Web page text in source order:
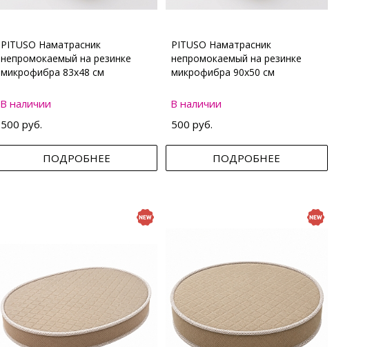
PITUSO Наматрасник
непромокаемый на резинке
микрофибра 83х48 см
В наличии
500 руб.
ПОДРОБНЕЕ
PITUSO Наматрасник
непромокаемый на резинке
микрофибра 90х50 см
В наличии
500 руб.
ПОДРОБНЕЕ